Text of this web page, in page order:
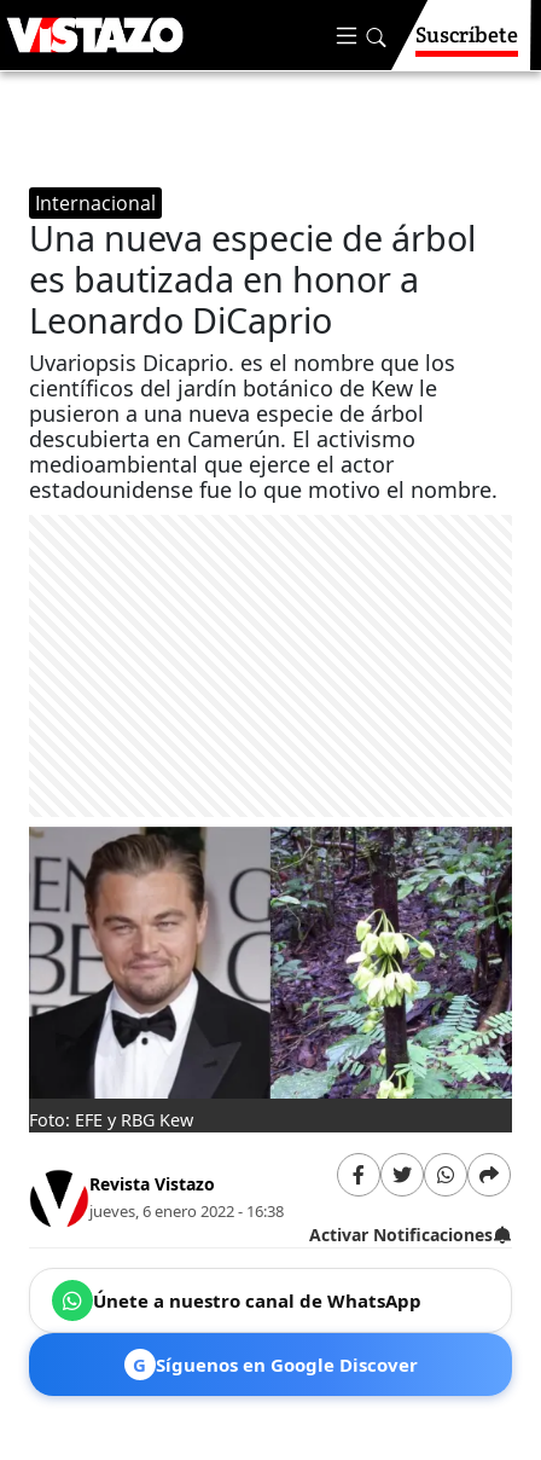
Suscríbete
Internacional
Una nueva especie de árbol
es bautizada en honor a
Leonardo DiCaprio
Uvariopsis Dicaprio. es el nombre que los
científicos del jardín botánico de Kew le
pusieron a una nueva especie de árbol
descubierta en Camerún. El activismo
medioambiental que ejerce el actor
estadounidense fue lo que motivo el nombre.
Foto: EFE y RBG Kew
Revista Vistazo
jueves, 6 enero 2022 - 16:38
Activar Notificaciones
Únete a nuestro canal de WhatsApp
G Síguenos en Google Discover